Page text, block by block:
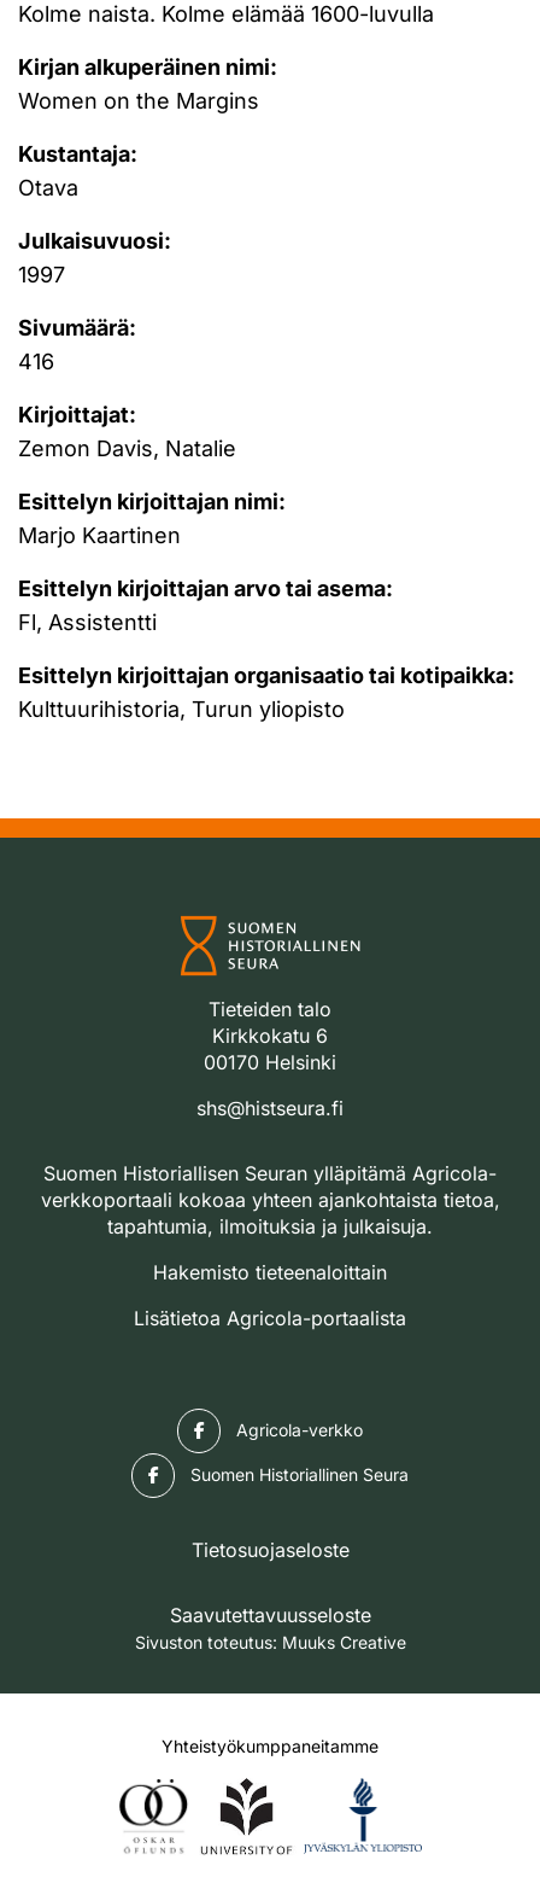
Kolme naista. Kolme elämää 1600-luvulla
Kirjan alkuperäinen nimi:
Women on the Margins
Kustantaja:
Otava
Julkaisuvuosi:
1997
Sivumäärä:
416
Kirjoittajat:
Zemon Davis, Natalie
Esittelyn kirjoittajan nimi:
Marjo Kaartinen
Esittelyn kirjoittajan arvo tai asema:
Fl, Assistentti
Esittelyn kirjoittajan organisaatio tai kotipaikka:
Kulttuurihistoria, Turun yliopisto
Tieteiden talo
Kirkkokatu 6
00170 Helsinki
shs@histseura.fi
Suomen Historiallisen Seuran ylläpitämä Agricola-
verkkoportaali kokoaa yhteen ajankohtaista tietoa,
tapahtumia, ilmoituksia ja julkaisuja.
Hakemisto tieteenaloittain
Lisätietoa Agricola-portaalista
Agricola-verkko
Suomen Historiallinen Seura
Tietosuojaseloste
Saavutettavuusseloste
Sivuston toteutus: Muuks Creative
Yhteistyökumppaneitamme